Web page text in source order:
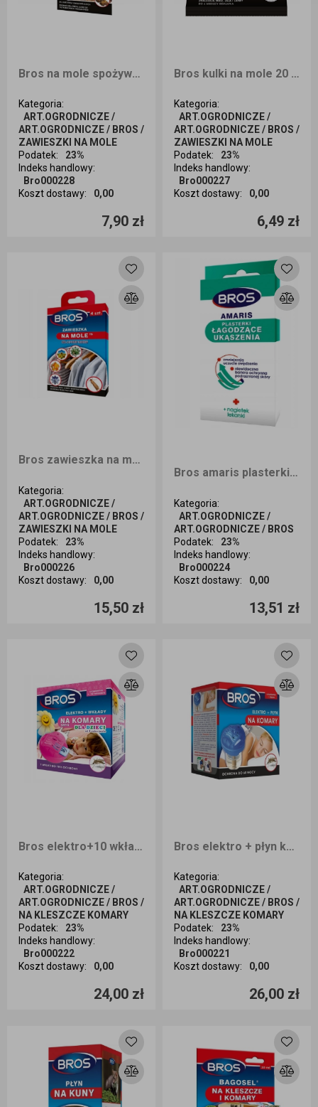
Bros na mole spożywcze MAX
Kategoria:
ART.OGRODNICZE /
ART.OGRODNICZE / BROS /
ZAWIESZKI NA MOLE
Podatek:
23%
Indeks handlowy:
Bro000228
Koszt dostawy: 0,00
7,90 zł
Ilość sztuk
Bros kulki na mole 20 sztuk
Kategoria:
ART.OGRODNICZE /
ART.OGRODNICZE / BROS /
ZAWIESZKI NA MOLE
Podatek:
23%
Indeks handlowy:
Bro000227
Koszt dostawy: 0,00
6,49 zł
Ilość sztuk
Bros zawieszka na mole 4 pory roku
Kategoria:
ART.OGRODNICZE /
ART.OGRODNICZE / BROS /
ZAWIESZKI NA MOLE
Podatek:
23%
Indeks handlowy:
Bro000226
Koszt dostawy: 0,00
15,50 zł
Ilość sztuk
Bros amaris plasterki łagodzące 20szt
Kategoria:
ART.OGRODNICZE /
ART.OGRODNICZE / BROS
Podatek:
23%
Indeks handlowy:
Bro000224
Koszt dostawy: 0,00
13,51 zł
Ilość sztuk
Bros elektro+10 wkładów dzieci V
Kategoria:
ART.OGRODNICZE /
ART.OGRODNICZE / BROS /
NA KLESZCZE KOMARY
Podatek:
23%
Indeks handlowy:
Bro000222
Koszt dostawy: 0,00
24,00 zł
Ilość sztuk
Bros elektro + płyn komary
Kategoria:
ART.OGRODNICZE /
ART.OGRODNICZE / BROS /
NA KLESZCZE KOMARY
Podatek:
23%
Indeks handlowy:
Bro000221
Koszt dostawy: 0,00
26,00 zł
Ilość sztuk